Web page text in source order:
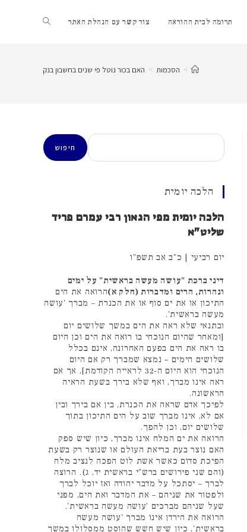
תרומה לבית ההוראה צור קשר עם הנהלת האתר Toggle
website > הסכמות > האם בכור נוטל פי שנים בחשבון בנק
חיפוש
חיפוש
הלכה יומית
הלכה יומית מפי הגאון רבי עמרם פריד
שליט"א
יום רביעי | כ"ב אב תשפ"ו
דיני ברכת "עושה מעשה בראשית" על ימים
ונהרות, הרים ומדברות (חלק א)הרואה את הים
התיכון או את ים סוף או את הכנרת – מברך 'עושה
מעשה בראשית'.
ובתנאי שלא ראה את הים במשך שלושים יום
[ומאחר שהיום הנוכחי בו רואה את הים וכן היום
בו ראה את הים בפעם האחרונה, אינם בכלל
שלושים הימים – נמצא שמברך רק אם היום
הנוכחי הוא היום ה-32 לראייה הקודמת], אך אם
ראה אינו מברך, ואף שלא בירך בשעת הראיה
הראשונה.
לפיכך אדם שראה את הכנרת, בין אם בירך ובין
אם לא, אינו מברך שוב על הים התיכון בתוך
שלושים יום, וכן להפך.
הרואה את ים המלח אינו מברך, כיון שיש ספק
האם נוצר בעת בריאת העולם או שנוצר רק בשעת
הפיכת סדום כאשר אשת לוט הפכה לנציב מלח
(והם שני פירושים ברש"י בראשית יד, ג). הרוצה
לברך – יסתכל על מדבר יהודה ואז יוכל לברך
ולפטור את שניהם – את המדבר ואת הים, מפני
שעל שניהם מברכים 'עושה מעשה בראשית'.
הרואה את הירדן אינו מברך 'עושה מעשה
בראשית', כיון שיש חשש שהוסט ממסלולו במשך